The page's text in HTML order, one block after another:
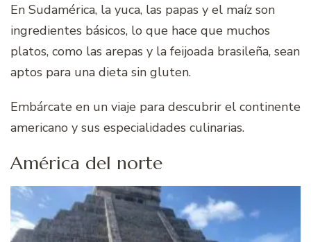
En Sudamérica, la yuca, las papas y el maíz son
ingredientes básicos, lo que hace que muchos
platos, como las arepas y la feijoada brasileña, sean
aptos para una dieta sin gluten.
Embárcate en un viaje para descubrir el continente
americano y sus especialidades culinarias.
América del norte